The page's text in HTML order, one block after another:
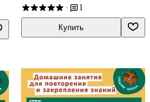
Белага, Наталья Воронцова
· 1
Купить